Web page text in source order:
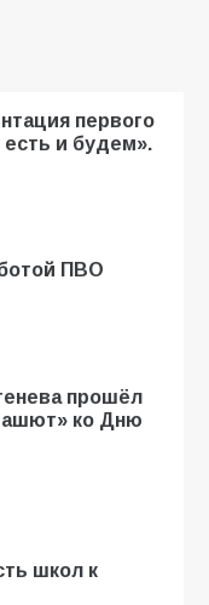
первого
и будем».
ПВО
прошёл
ко Дню
школ к